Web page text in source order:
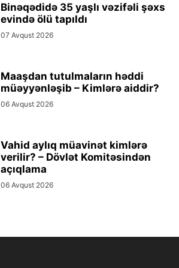
Binəqədidə 35 yaşlı vəzifəli şəxs
evində ölü tapıldı
07 Avqust 2026
Maaşdan tutulmaların həddi
müəyyənləşib – Kimlərə aiddir?
06 Avqust 2026
Vahid aylıq müavinət kimlərə
verilir? – Dövlət Komitəsindən
açıqlama
06 Avqust 2026